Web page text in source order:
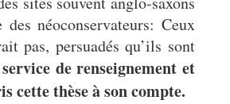
néoconservateurs: Ceux
pas, persuadés qu’ils sont
de renseignement et
cette thèse à son compte.